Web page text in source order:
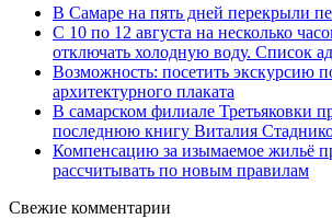
В Самаре на пять дней перекрыли
С 10 по 12 августа на несколько
отключать холодную воду. Список
Возможность: посетить экскурсию
архитектурного плаката
В самарском филиале Третьяковки
последнюю книгу Виталия
Компенсацию за изымаемое жильё
рассчитывать по новым правилам
Свежие комментарии